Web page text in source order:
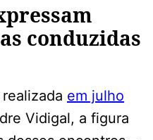
conduzidas
em julho
Vidigal, a figura